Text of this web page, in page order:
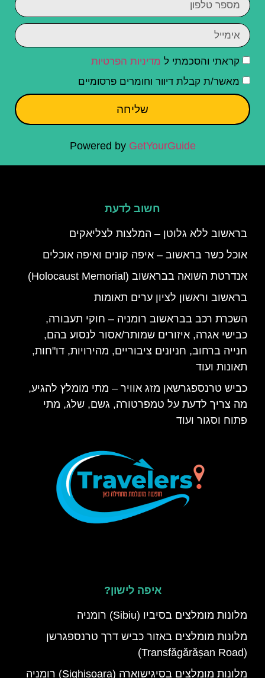
קראתי והסכמתי ל מדיניות הפרטיות
מאשר/ת קבלת דיוור וחומרים פרסומיים
שליחה
Powered by GetYourGuide
חשוב לדעת
בראשוב ללא גלוטן – המלצות לצליאקים
אוכל כשר בראשוב – איפה קונים ואיפה אוכלים
אנדרטת השואה בבראשוב (Holocaust Memorial)
בראשוב וראשון לציון ערים תאומות
השכרת רכב בבראשוב רומניה – חוקי תעבורה,
כבישי אגרה, איזורים שמותר/אסור לנסוע בהם,
חנייה ברחוב, חניונים ציבוריים, מהירויות, דו"חות,
תאונות ועוד
כביש טרנספגרשאן מזג אוויר – מתי מומלץ להגיע,
מה צריך לדעת על טמפרטורה, גשם, שלג, מתי
פתוח וסגור ועוד
איפה לישון?
מלונות מומלצים בסיביו (Sibiu) רומניה
מלונות מומלצים באזור כביש דרך טרנספגרשן
(Transfăgărășan Road)
מלונות מומלצים בסיגישוארה (Sighișoara) רומניה